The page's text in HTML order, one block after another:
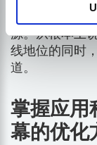
中的排名--这
源。从根本上
线地位的同时
道。
掌握应用
幕的优化